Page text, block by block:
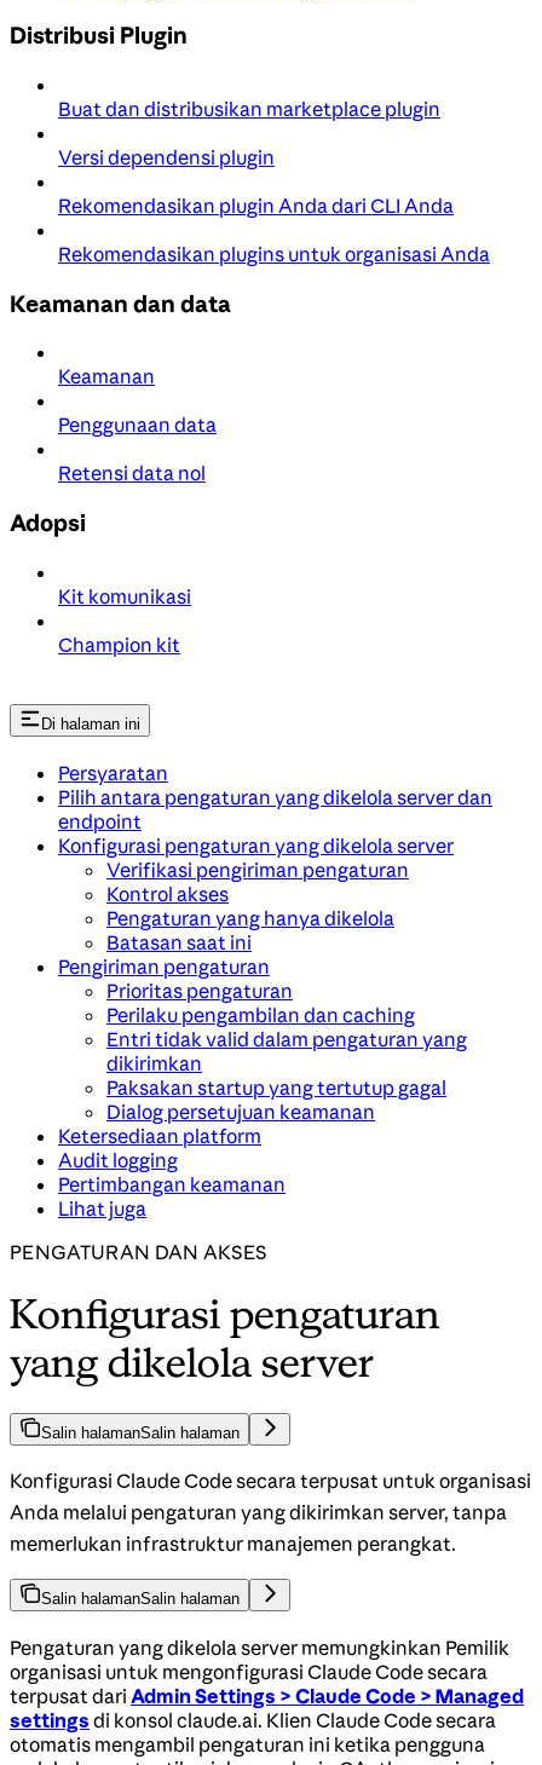
Distribusi Plugin
Buat dan distribusikan marketplace plugin
Versi dependensi plugin
Rekomendasikan plugin Anda dari CLI Anda
Rekomendasikan plugins untuk organisasi Anda
Keamanan dan data
Keamanan
Penggunaan data
Retensi data nol
Adopsi
Kit komunikasi
Champion kit
Di halaman ini
Persyaratan
Pilih antara pengaturan yang dikelola server dan
endpoint
Konfigurasi pengaturan yang dikelola server
Verifikasi pengiriman pengaturan
Kontrol akses
Pengaturan yang hanya dikelola
Batasan saat ini
Pengiriman pengaturan
Prioritas pengaturan
Perilaku pengambilan dan caching
Entri tidak valid dalam pengaturan yang
dikirimkan
Paksakan startup yang tertutup gagal
Dialog persetujuan keamanan
Ketersediaan platform
Audit logging
Pertimbangan keamanan
Lihat juga
PENGATURAN DAN AKSES
Konfigurasi pengaturan
yang dikelola server
Salin halamanSalin halaman
Konfigurasi Claude Code secara terpusat untuk organisasi
Anda melalui pengaturan yang dikirimkan server, tanpa
memerlukan infrastruktur manajemen perangkat.
Salin halamanSalin halaman
Pengaturan yang dikelola server memungkinkan Pemilik
organisasi untuk mengonfigurasi Claude Code secara
terpusat dari Admin Settings > Claude Code > Managed
settings di konsol claude.ai. Klien Claude Code secara
otomatis mengambil pengaturan ini ketika pengguna